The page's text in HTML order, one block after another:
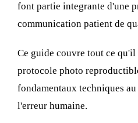
font partie integrante d'une
communication patient de
Ce guide couvre tout ce
protocole photo
fondamentaux techniques
l'erreur humaine.